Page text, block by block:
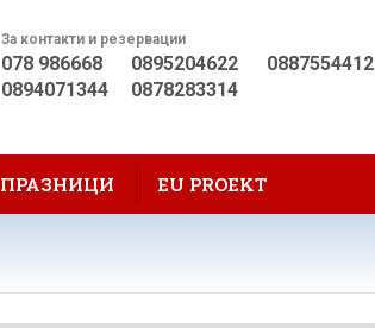
За контакти и резервации
078 986668 0895204622
0887554412
0894071344
0878283314
ПРАЗНИЦИ EU PROEKT